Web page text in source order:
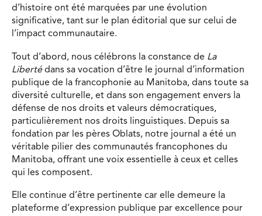
d’histoire ont été marquées par une évolution
significative, tant sur le plan éditorial que sur celui de
l’impact communautaire.
Tout d’abord, nous célébrons la constance de La
Libertédans sa vocation d’être le journal d’information
publique de la francophonie au Manitoba, dans toute sa
diversité culturelle, et dans son engagement envers la
défense de nos droits et valeurs démocratiques,
particulièrement nos droits linguistiques. Depuis sa
fondation par les pères Oblats, notre journal a été un
véritable pilier des communautés francophones du
Manitoba, offrant une voix essentielle à ceux et celles
qui les composent.
Elle continue d’être pertinente car elle demeure la
plateforme d’expression publique par excellence pour